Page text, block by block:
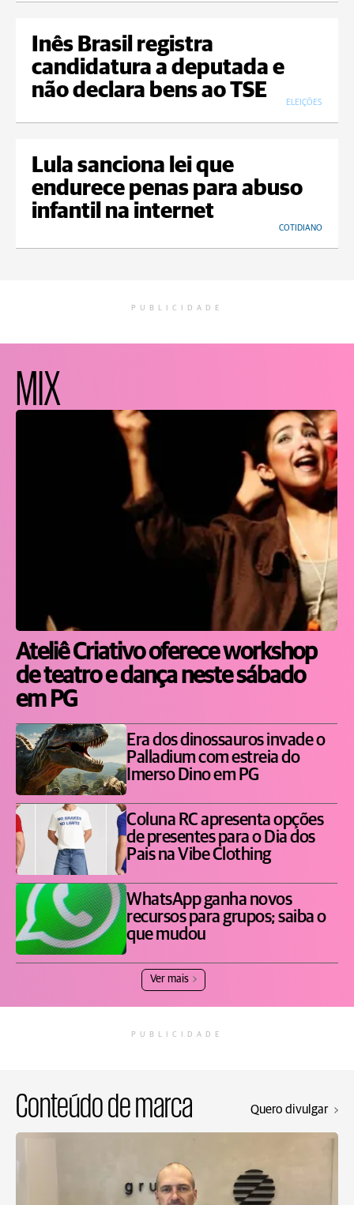
Inês Brasil registra
candidatura a deputada e
não declara bens ao TSE
ELEIÇÕES
Lula sanciona lei que
endurece penas para abuso
infantil na internet
COTIDIANO
PUBLICIDADE
MIX
Ateliê Criativo oferece workshop
de teatro e dança neste sábado
em PG
Era dos dinossauros invade o
Palladium com estreia do
Imerso Dino em PG
Coluna RC apresenta opções
de presentes para o Dia dos
Pais na Vibe Clothing
WhatsApp ganha novos
recursos para grupos; saiba o
que mudou
Ver mais
PUBLICIDADE
Conteúdo de marca Quero divulgar